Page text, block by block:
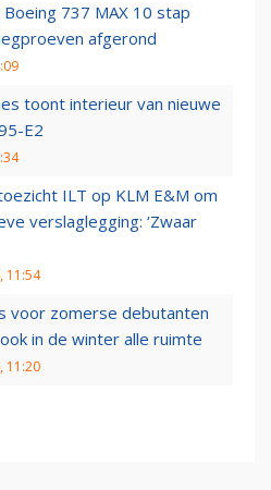
737 MAX 10 stap
afgerond
toont interieur van nieuwe
E2
ILT op KLM E&M om
verslaglegging: ‘Zwaar
11:54
voor zomerse debutanten
in de winter alle ruimte
11:20